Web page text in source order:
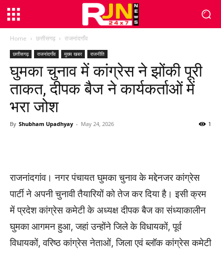
Home छत्तीसगढ़ राजनांदगाँव
छत्तीसगढ़ राजनांदगाँव मुख्य खबर राजनीति
घुमका चुनाव में कांग्रेस ने झोंकी पूरी
ताकत, दीपक बैज ने कार्यकर्ताओं में
भरा जोश
By Shubham Upadhyay - May 24, 2026 1
राजनांदगांव। नगर पंचायत घुमका चुनाव के मद्देनजर कांग्रेस
पार्टी ने अपनी चुनावी तैयारियों को तेज कर दिया है। इसी क्रम
में प्रदेश कांग्रेस कमेटी के अध्यक्ष दीपक बैज का संध्याकालीन
घुमका आगमन हुआ, जहां उन्होंने जिले के विधायकों, पूर्व
विधायकों, वरिष्ठ कांग्रेस नेताओं, जिला एवं ब्लॉक कांग्रेस कमेटी